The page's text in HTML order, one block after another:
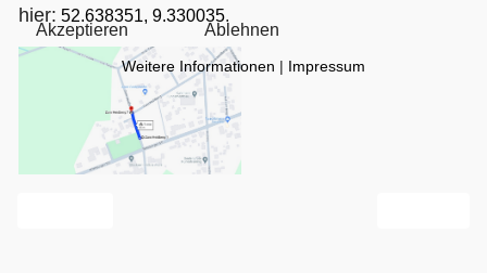
hier: 52.638351, 9.330035.
Akzeptieren Ablehnen
Weitere Informationen | Impressum